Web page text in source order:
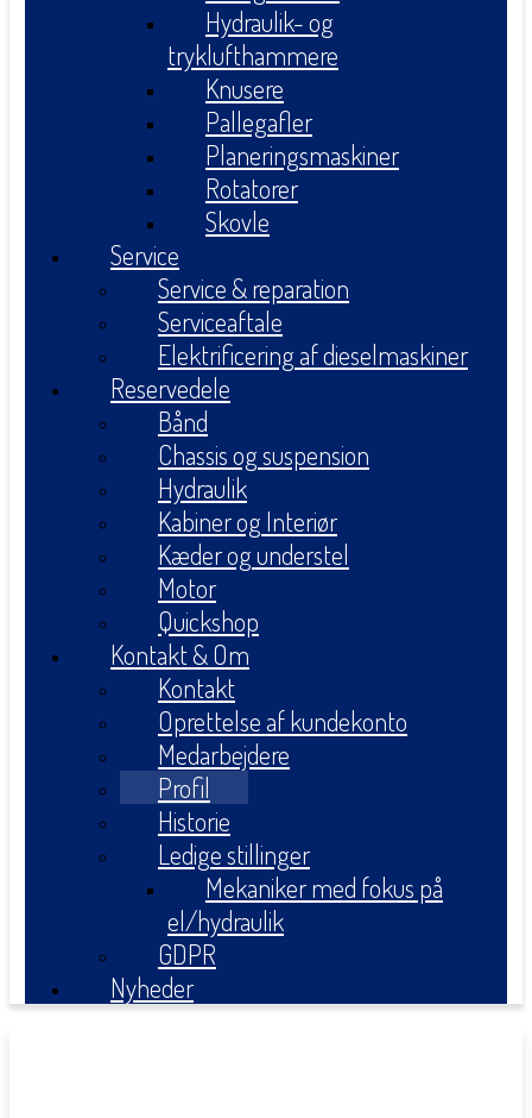
Hydraulik- og
tryklufthammere
Knusere
Pallegafler
Planeringsmaskiner
Rotatorer
Skovle
Service
Service & reparation
Serviceaftale
Elektrificering af dieselmaskiner
Reservedele
Bånd
Chassis og suspension
Hydraulik
Kabiner og Interiør
Kæder og understel
Motor
Quickshop
Kontakt & Om
Kontakt
Oprettelse af kundekonto
Medarbejdere
Profil
Historie
Ledige stillinger
Mekaniker med fokus på
el/hydraulik
GDPR
Nyheder